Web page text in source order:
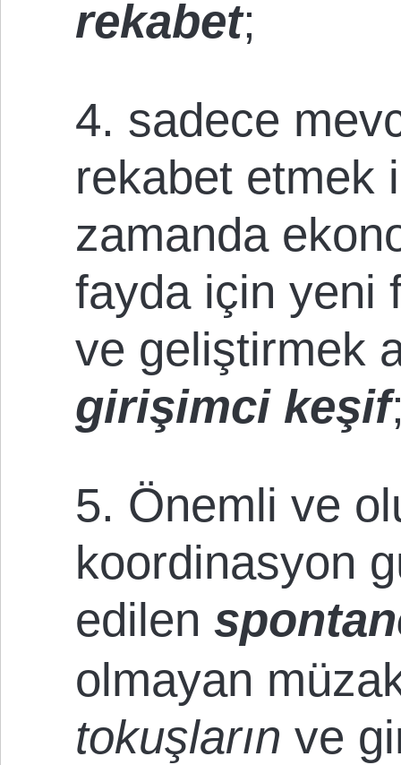
rekabet;
4. sadece
rekabet etmek
zamanda
fayda için yeni
ve geliştirmek
girişimci keşif
5. Önemli ve
koordinasyon
edilen
olmayan
tokuşlarınve